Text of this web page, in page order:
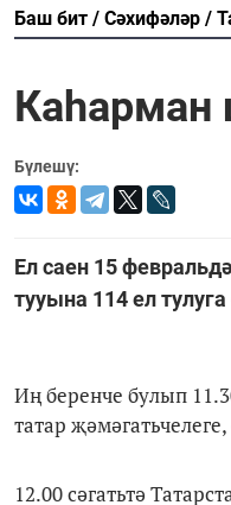
Баш бит Сәхифәләр
Каһарман
Бүлешү:
Ел саен 15
тууына 114 ел
Иң беренче булып
татар
12.00 сәгатьтә